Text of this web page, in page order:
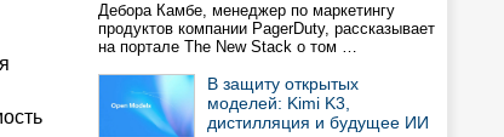
Дебора Камбе, менеджер по маркетингу
продуктов компании PagerDuty, рассказывает
на портале The New Stack о том …
В защиту открытых
моделей: Kimi K3,
дистилляция и будущее ИИ